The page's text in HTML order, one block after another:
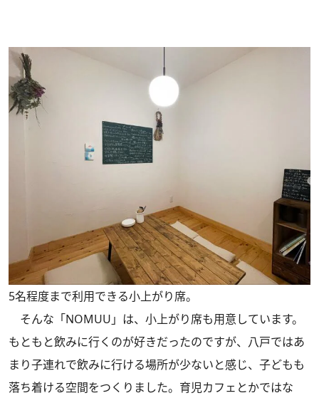
5名程度まで利用できる小上がり席。
そんな「NOMUU」は、小上がり席も用意しています。
もともと飲みに行くのが好きだったのですが、八戸ではあ
まり子連れで飲みに行ける場所が少ないと感じ、子どもも
落ち着ける空間をつくりました。育児カフェとかではな